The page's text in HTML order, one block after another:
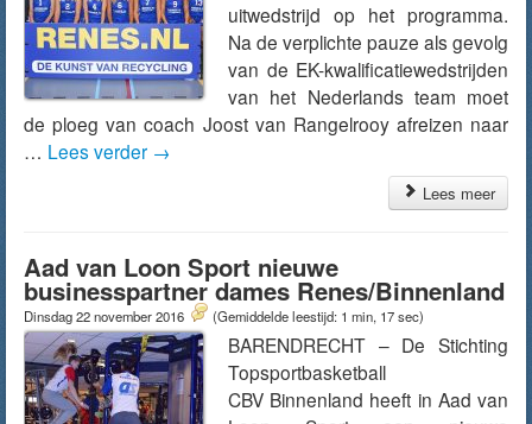
uitwedstrijd op het programma.
Na de verplichte pauze als gevolg
van de EK-kwalificatiewedstrijden
van het Nederlands team moet
de ploeg van coach Joost van Rangelrooy afreizen naar
… Lees verder →
Lees meer
Aad van Loon Sport nieuwe
businesspartner dames Renes/Binnenland
Dinsdag 22 november 2016 (Gemiddelde leestijd: 1 min, 17 sec)
BARENDRECHT – De Stichting
Topsportbasketball
CBV Binnenland heeft in Aad van